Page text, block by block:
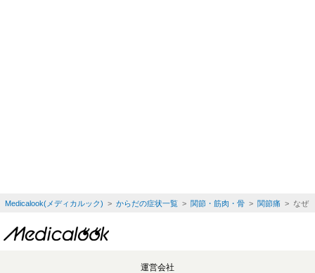
Medicalook(メディカルック) > からだの症状一覧> 関節・筋肉・骨> 関節痛 > なぜ
運営会社